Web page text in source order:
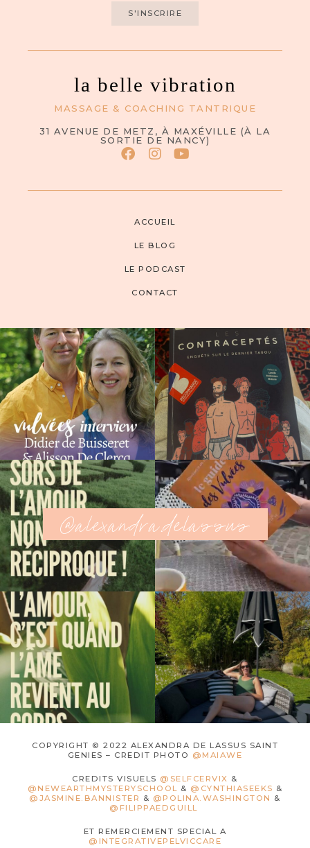
S'INSCRIRE
la belle vibration
MASSAGE & COACHING TANTRIQUE
31 AVENUE DE METZ, À MAXÉVILLE (À LA
SORTIE DE NANCY)
ACCUEIL
LE BLOG
LE PODCAST
CONTACT
@alexandra.delassus
COPYRIGHT © 2022 ALEXANDRA DE LASSUS SAINT
GENIES – CREDIT PHOTO @MAIAWE
CREDITS VISUELS @SELFCERVIX &
@NEWEARTHMYSTERYSCHOOL
& @CYNTHIASEEKS &
@JASMINE.BANNISTER & @POLINA.WASHINGTON &
@FILIPPAEDGUILL
ET REMERCIEMENT SPECIAL A
@INTEGRATIVEPELVICCARE